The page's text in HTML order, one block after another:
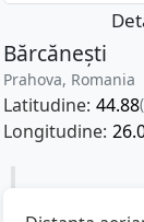
Bărcănești
Prahova, Romania
Latitudine: 44.88
Longitudine: